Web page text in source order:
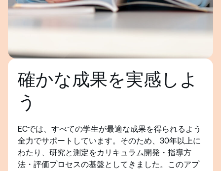
確かな成果を実感しよ
う
ECでは、すべての学生が最適な成果を得られるよう
全力でサポートしています。そのため、30年以上に
わたり、研究と測定をカリキュラム開発・指導方
法・評価プロセスの基盤としてきました。このアプ